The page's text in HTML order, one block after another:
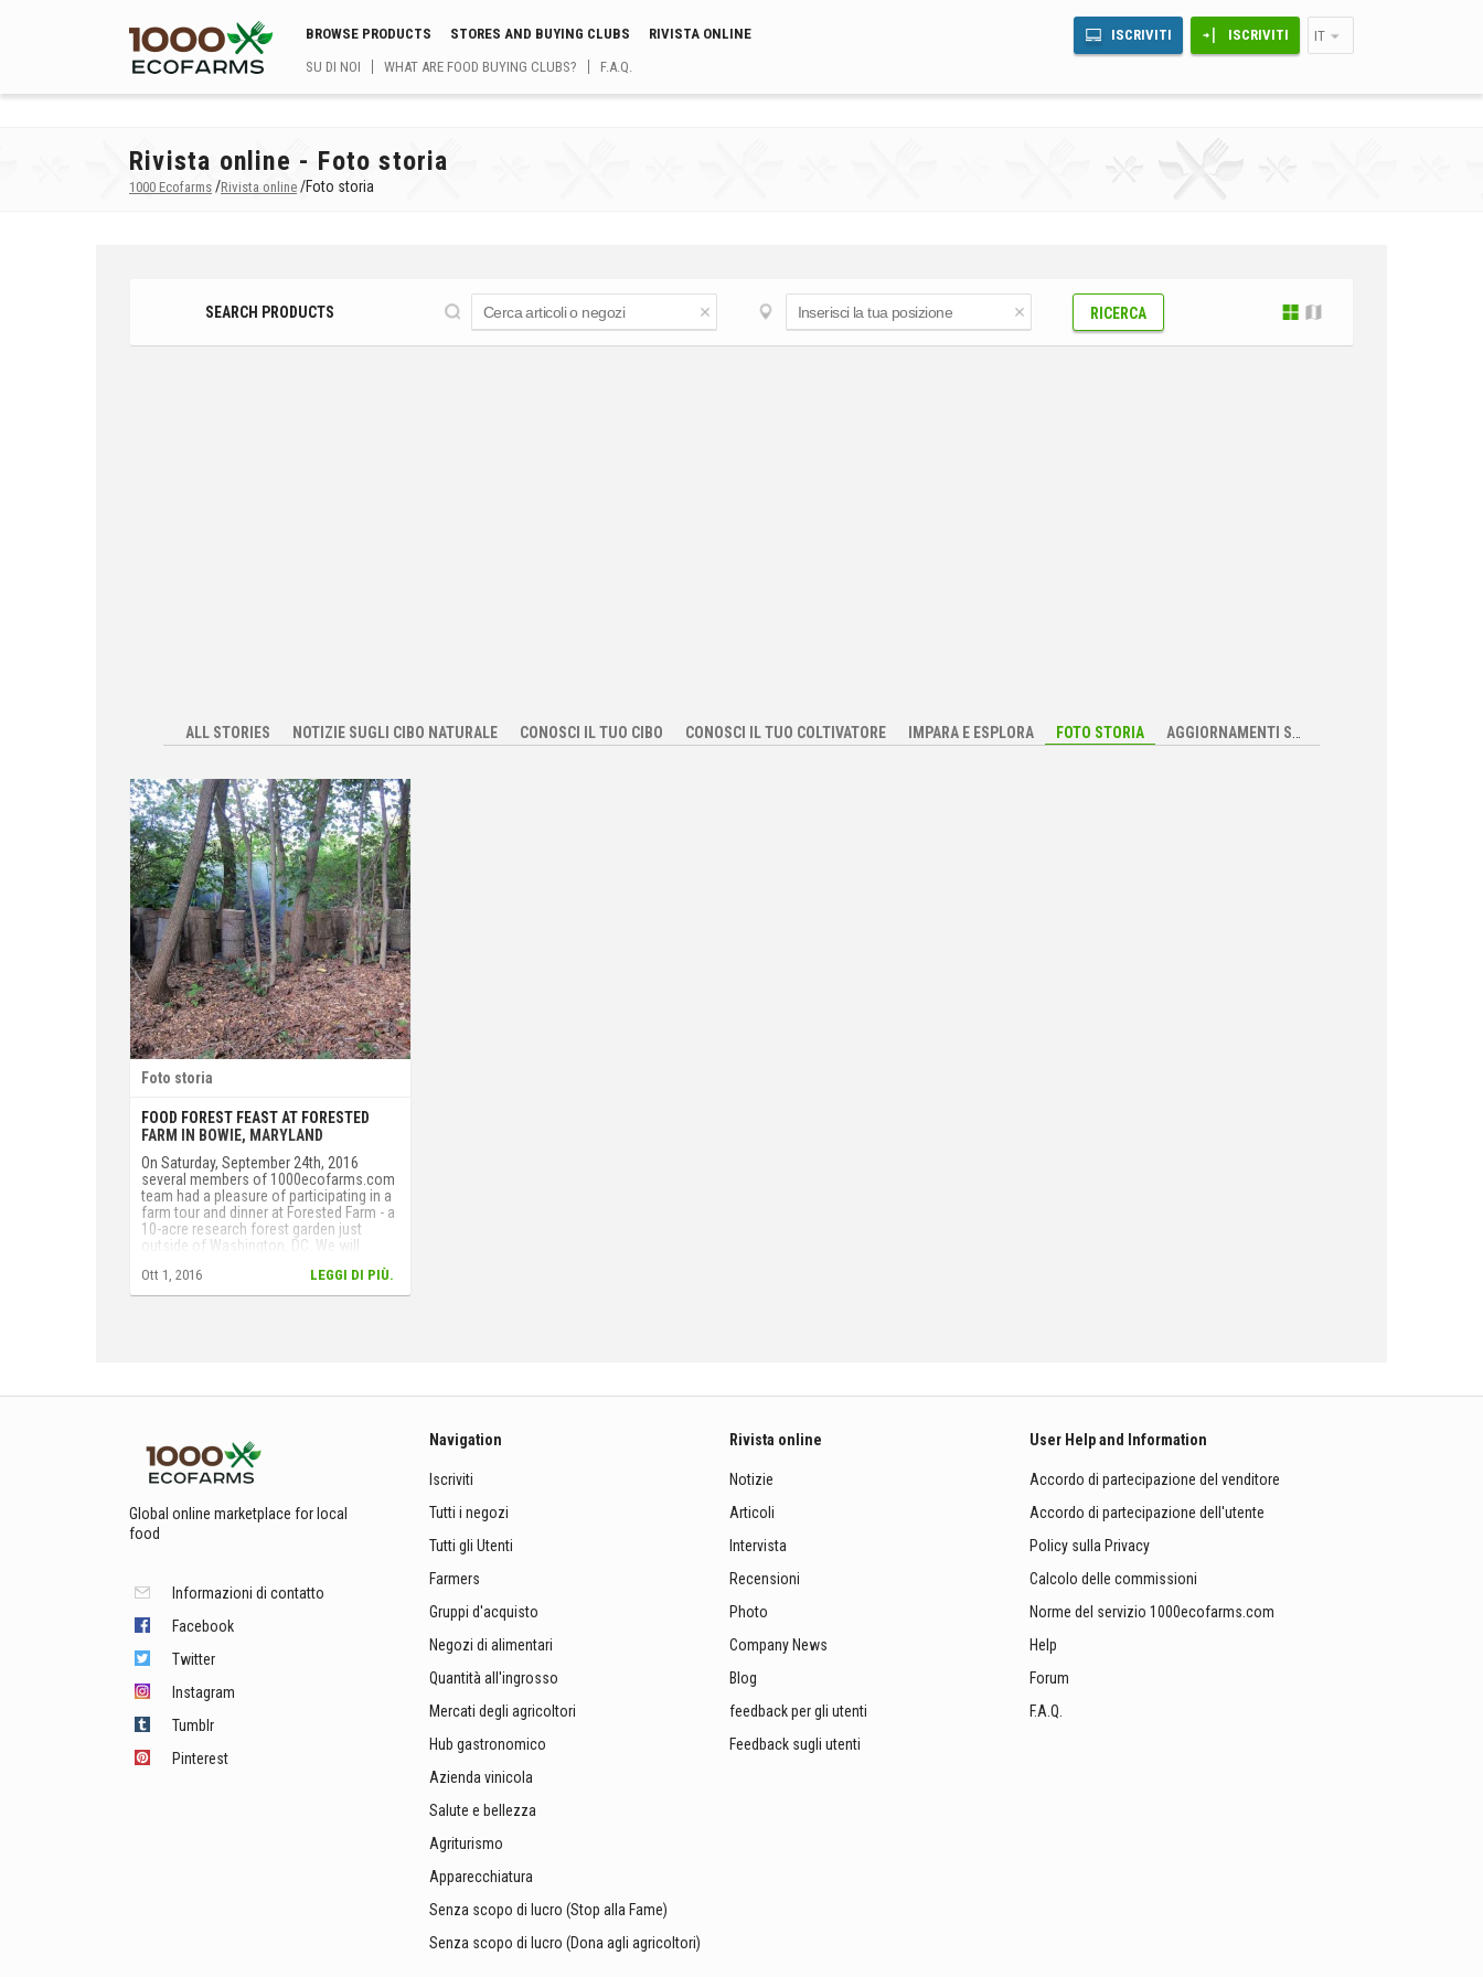
BROWSE PRODUCTS STORES AND BUYING CLUBS
RIVISTA ONLINE
SU DI NOI
WHAT ARE FOOD BUYING CLUBS? F.A.Q.
ISCRIVITI ISCRIVITI IT
Rivista online - Foto storia
1000 Ecofarms /Rivista online /Foto storia
SEARCH PRODUCTS RICERCA
ALL STORIES NOTIZIE SUGLI CIBO NATURALE CONOSCI IL TUO CIBO CONOSCI IL TUO COLTIVATORE IMPARA E ESPLORA FOTO STORIA AGGIORNAMENTI SULL'AZIENDA
Foto storia
FOOD FOREST FEAST AT FORESTED
FARM IN BOWIE, MARYLAND
On Saturday, September 24th, 2016
several members of 1000ecofarms.com
team had a pleasure of participating in a
farm tour and dinner at Forested Farm - a
10-acre research forest garden just
outside of Washington, DC. We will
done at the farm soon, but for now
please enjoy some photos from the
Ott 1, 2016 LEGGI DI PIÙ.
Global online marketplace for local
food
Informazioni di contatto
Facebook
Twitter
Instagram
Tumblr
Pinterest
Navigation
Iscriviti
Tutti i negozi
Tutti gli Utenti
Farmers
Gruppi d'acquisto
Negozi di alimentari
Quantità all'ingrosso
Mercati degli agricoltori
Hub gastronomico
Azienda vinicola
Salute e bellezza
Agriturismo
Apparecchiatura
Senza scopo di lucro (Stop alla Fame)
Senza scopo di lucro (Dona agli agricoltori)
Rivista online
Notizie
Articoli
Intervista
Recensioni
Photo
Company News
Blog
feedback per gli utenti
Feedback sugli utenti
User Help and Information
Accordo di partecipazione del venditore
Accordo di partecipazione dell'utente
Policy sulla Privacy
Calcolo delle commissioni
Norme del servizio 1000ecofarms.com
Help
Forum
F.A.Q.